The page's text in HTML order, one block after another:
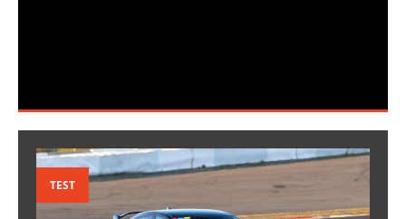
TEST